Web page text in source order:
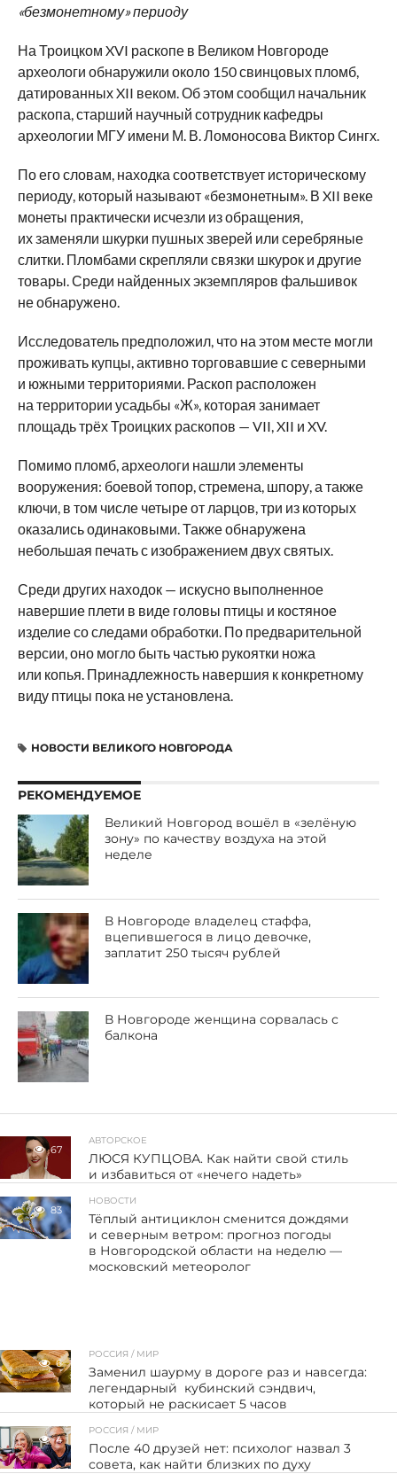
«безмонетному» периоду
На Троицком XVI раскопе в Великом Новгороде
археологи обнаружили около 150 свинцовых пломб,
датированных XII веком. Об этом сообщил начальник
раскопа, старший научный сотрудник кафедры
археологии МГУ имени М. В. Ломоносова Виктор Сингх.
По его словам, находка соответствует историческому
периоду, который называют «безмонетным». В XII веке
монеты практически исчезли из обращения,
их заменяли шкурки пушных зверей или серебряные
слитки. Пломбами скрепляли связки шкурок и другие
товары. Среди найденных экземпляров фальшивок
не обнаружено.
Исследователь предположил, что на этом месте могли
проживать купцы, активно торговавшие с северными
и южными территориями. Раскоп расположен
на территории усадьбы «Ж», которая занимает
площадь трёх Троицких раскопов — VII, XII и XV.
Помимо пломб, археологи нашли элементы
вооружения: боевой топор, стремена, шпору, а также
ключи, в том числе четыре от ларцов, три из которых
оказались одинаковыми. Также обнаружена
небольшая печать с изображением двух святых.
Среди других находок — искусно выполненное
навершие плети в виде головы птицы и костяное
изделие со следами обработки. По предварительной
версии, оно могло быть частью рукоятки ножа
или копья. Принадлежность навершия к конкретному
виду птицы пока не установлена.
НОВОСТИ ВЕЛИКОГО НОВГОРОДА
РЕКОМЕНДУЕМОЕ
Великий Новгород вошёл в «зелёную
зону» по качеству воздуха на этой
неделе
В Новгороде владелец стаффа,
вцепившегося в лицо девочке,
заплатит 250 тысяч рублей
В Новгороде женщина сорвалась с
балкона
67
АВТОРСКОЕ
ЛЮСЯ КУПЦОВА. Как найти свой стиль
и избавиться от «нечего надеть»
83
НОВОСТИ
Тёплый антициклон сменится дождями
и северным ветром: прогноз погоды
в Новгородской области на неделю —
московский метеоролог
6
РОССИЯ / МИР
Заменил шаурму в дороге раз и навсегда:
легендарный кубинский сэндвич,
который не раскисает 5 часов
4
РОССИЯ / МИР
После 40 друзей нет: психолог назвал 3
совета, как найти близких по духу